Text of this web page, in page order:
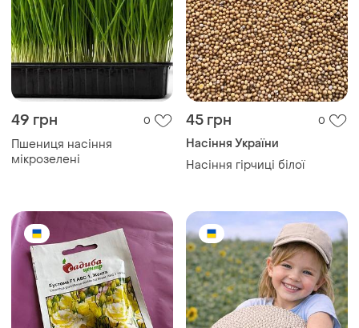
49 грн 0
Пшениця насіння
мікрозелені
45 грн 0
Насіння України
Насіння гірчиці білої